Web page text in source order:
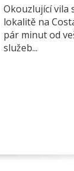
Okouzlující vila
lokalitě na
pár minut od
služeb...